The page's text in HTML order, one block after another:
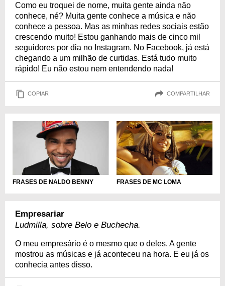
Como eu troquei de nome, muita gente ainda não
conhece, né? Muita gente conhece a música e não
conhece a pessoa. Mas as minhas redes sociais estão
crescendo muito! Estou ganhando mais de cinco mil
seguidores por dia no Instagram. No Facebook, já está
chegando a um milhão de curtidas. Está tudo muito
rápido! Eu não estou nem entendendo nada!
COPIAR COMPARTILHAR
FRASES DE NALDO BENNY FRASES DE MC LOMA
Empresariar
Ludmilla, sobre Belo e Buchecha.
O meu empresário é o mesmo que o deles. A gente
mostrou as músicas e já aconteceu na hora. E eu já os
conhecia antes disso.